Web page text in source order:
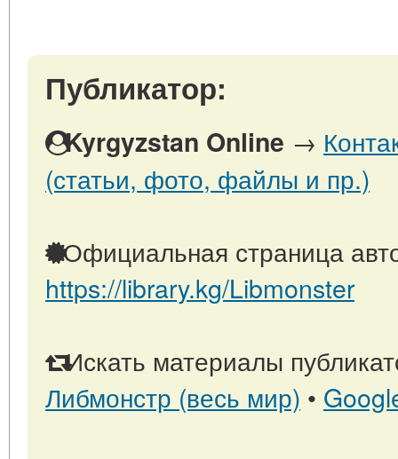
Публикатор:
Kyrgyzstan Online →
(статьи, фото, файлы и пр.)
Официальная страница
https://library.kg/Libmonster
Искать материалы
Либмонстр (весь мир) •